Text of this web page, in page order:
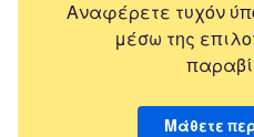
Αναφέρετε τυχόν
μέσω της
Μάθετε